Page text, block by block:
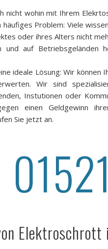
nicht wohin mit Ihrem
häufiges Problem: Viele
oder ihres Alters nicht
und auf Betriebsgeländen
ideale Lösung: Wir
Wir sind
Instutionen oder
einen Geldgewinn
Sie jetzt an.
Elektroschrott